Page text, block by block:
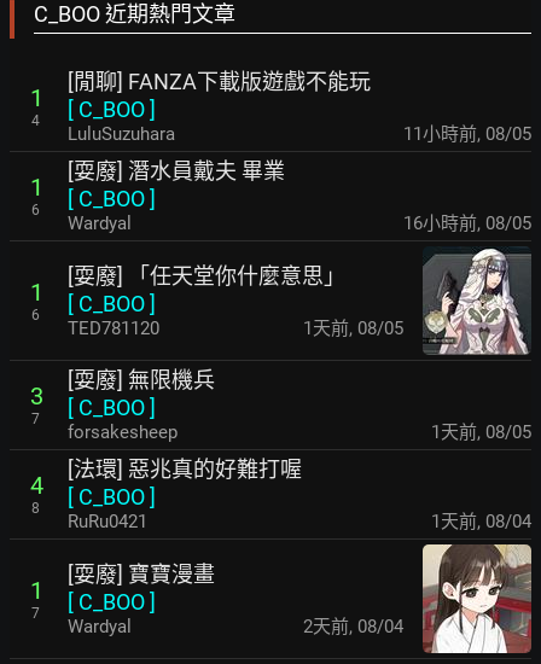
C_BOO 近期熱門文章
1
4
[閒聊] FANZA下載版遊戲不能玩
[ C_BOO]
LuluSuzuhara 11小時前, 08/05
1
6
[耍廢] 潛水員戴夫 畢業
[ C_BOO]
Wardyal 16小時前, 08/05
1
6
[耍廢] 「任天堂你什麼意思」
[ C_BOO]
TED781120 1天前, 08/05
3
7
[耍廢] 無限機兵
[ C_BOO]
forsakesheep 1天前, 08/05
4
8
[法環] 惡兆真的好難打喔
[ C_BOO]
RuRu0421 1天前, 08/04
1
7
[耍廢] 寶寶漫畫
[ C_BOO]
Wardyal 2天前, 08/04